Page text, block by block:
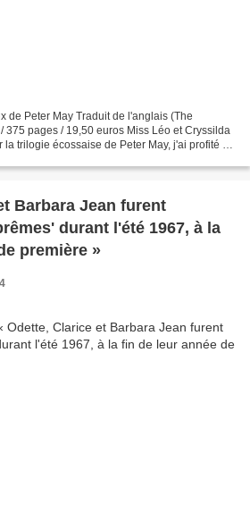
de Peter May Traduit de l'anglais (The
375 pages / 19,50 euros Miss Léo et Cryssilda
trilogie écossaise de Peter May, j'ai profité de
Barbara Jean furent
durant l'été 1967, à la
première »